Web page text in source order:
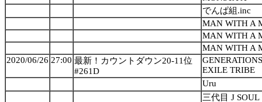
でんぱ組.inc
MAN WITH A
MAN WITH A
MAN WITH A
2020/06/26 27:00 最新！カウントダウン20-11位
#261D
EXILE TRIBE
Uru
三代目 J SOUL